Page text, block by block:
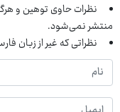
نظرات حاوی توهین و
منتشر نمی‌شود.
نظراتی که غیر از زبان